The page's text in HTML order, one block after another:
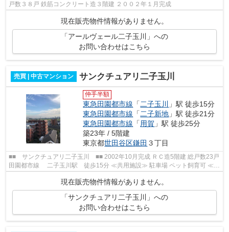
戸数３８戸 鉄筋コンクリート造３階建 ２００２年１月完成
現在販売物件情報がありません。
「アールヴェール二子玉川」への
お問い合わせはこちら
売買 | 中古マンション サンクチュアリ二子玉川
仲手半額
東急田園都市線 「二子玉川 」駅 徒歩15分
東急田園都市線 「二子新地 」駅 徒歩21分
東急田園都市線 「用賀 」駅 徒歩25分
築23年 / 5階建
東京都世田谷区鎌田 ３丁目
■■ サンクチュアリ二子玉川 ■■ 2002年10月完成 ＲＣ造5階建 総戸数23戸
田園都市線 二子玉川駅 徒歩15分 ≪共用施設≫ 駐車場 ペット飼育可 ≪共
用部修繕履歴≫ 2014年10月外壁石...
現在販売物件情報がありません。
「サンクチュアリ二子玉川」への
お問い合わせはこちら